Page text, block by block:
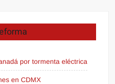
por tormenta eléctrica
en CDMX